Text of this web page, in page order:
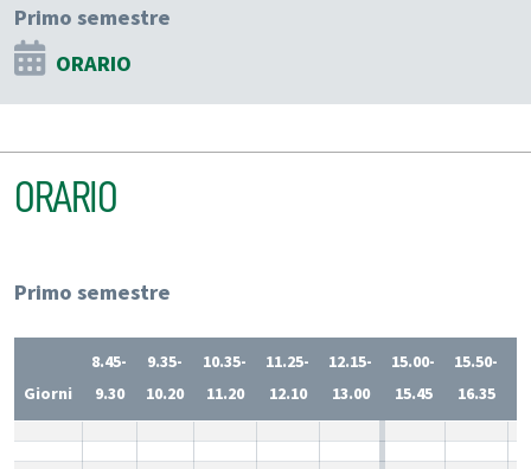
Primo semestre
ORARIO
ORARIO
Primo semestre
Giorni
8.45-
9.30
9.35-
10.20
10.35-
11.20
11.25-
12.10
12.15-
13.00
15.00-
15.45
15.50-
16.35